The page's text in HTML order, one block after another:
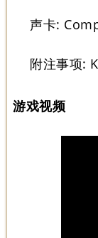
声卡:
附注事项:
游戏视频